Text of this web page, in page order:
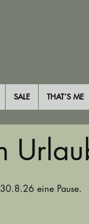
SALE THAT´S ME
eine Pause.